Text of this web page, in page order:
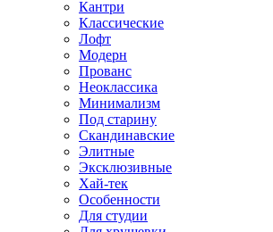
Кантри
Классические
Лофт
Модерн
Прованс
Неоклассика
Минимализм
Под старину
Скандинавские
Элитные
Эксклюзивные
Хай-тек
Особенности
Для студии